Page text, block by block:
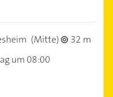
(Mitte)
32 m
um 08:00